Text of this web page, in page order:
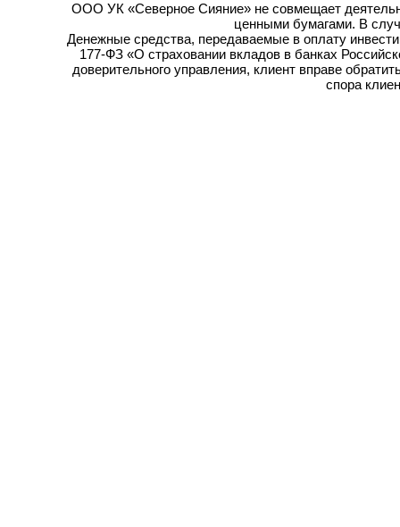
ООО УК «Северное Сияние» не совмещает
ценными бумагами. В
Денежные средства, передаваемые в оплату
177-ФЗ «О страховании вкладов в банках
доверительного управления, клиент вправе
спора